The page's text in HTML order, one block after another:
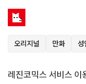
오리지널 만화 성
레진코믹스 서비스 이